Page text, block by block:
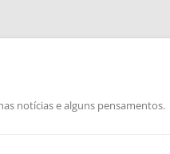
notícias e alguns pensamentos.